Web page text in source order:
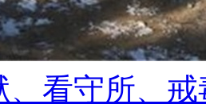
、看守所、